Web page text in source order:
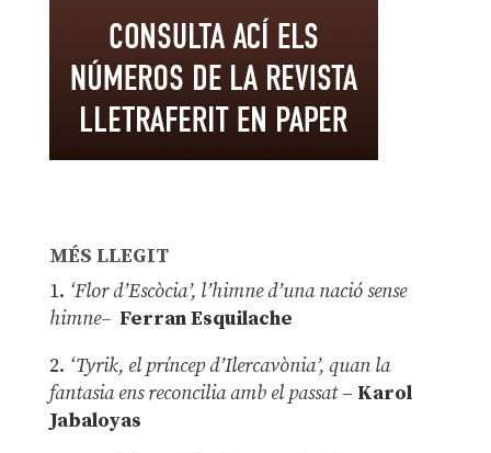
MÉS LLEGIT
1. ‘Flor d’Escòcia’, l’himne d’una nació sense
himne– Ferran Esquilache
2. ‘Tyrik, el príncep d’Ilercavònia’, quan la
fantasia ens reconcilia amb el passat– Karol
Jabaloyas